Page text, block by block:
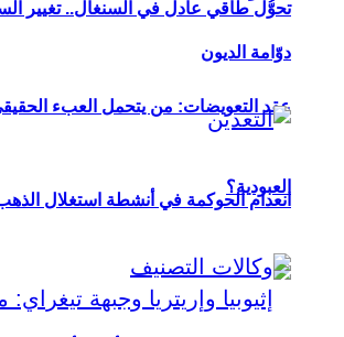
عقد التعويضات: من يتحمل العبء
العبودية؟
تحوُّل طاقي عادل في السنغال.. تغيير
دوّامة الديون
انعدام الحوكمة في أنشطة استغلال